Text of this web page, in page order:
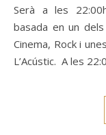
Serà a les
basada en un
Cinema, Rock i
L’Acústic. A les